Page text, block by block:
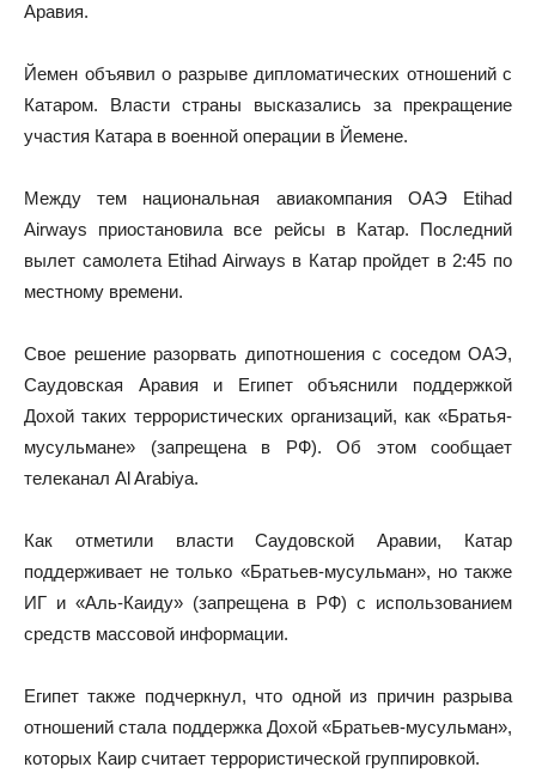
Аравия.
Йемен объявил о разрыве дипломатических отношений с
Катаром. Власти страны высказались за прекращение
участия Катара в военной операции в Йемене.
Между тем национальная авиакомпания ОАЭ Etihad
Airways приостановила все рейсы в Катар. Последний
вылет самолета Etihad Airways в Катар пройдет в 2:45 по
местному времени.
Свое решение разорвать дипотношения с соседом ОАЭ,
Саудовская Аравия и Египет объяснили поддержкой
Дохой таких террористических организаций, как «Братья-
мусульмане» (запрещена в РФ). Об этом сообщает
телеканал Al Arabiya.
Как отметили власти Саудовской Аравии, Катар
поддерживает не только «Братьев-мусульман», но также
ИГ и «Аль-Каиду» (запрещена в РФ) с использованием
средств массовой информации.
Египет также подчеркнул, что одной из причин разрыва
отношений стала поддержка Дохой «Братьев-мусульман»,
которых Каир считает террористической группировкой.